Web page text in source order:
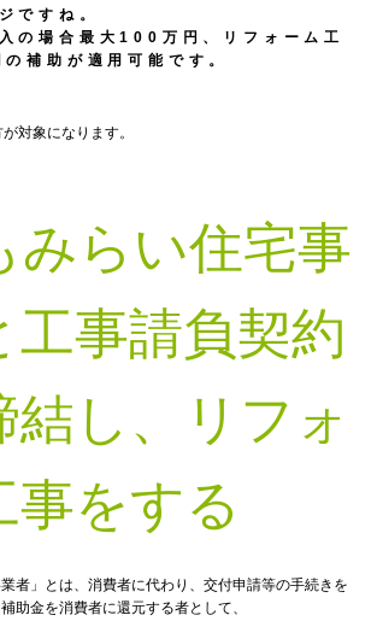
ですね。
の場合最大100万円、リフォーム工
補助が適用可能です。
対象になります。
らい住宅事
事請負契約
し、リフォ
をする
業者」とは、消費者に代わり、交付申請等の手続きを
助金を消費者に還元する者として、